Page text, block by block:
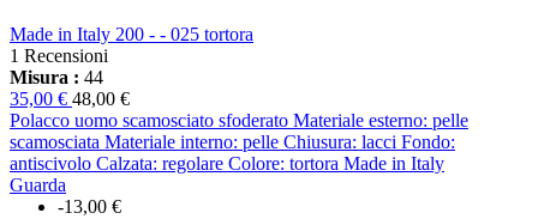
-13,00 €
Made in Italy 200 - - 025 tortora
1 Recensioni
Misura : 44
35,00 € 48,00 €
Polacco uomo scamosciato sfoderato Materiale esterno: pelle
scamosciata Materiale interno: pelle Chiusura: lacci Fondo:
antiscivolo Calzata: regolare Colore: tortora Made in Italy
Guarda